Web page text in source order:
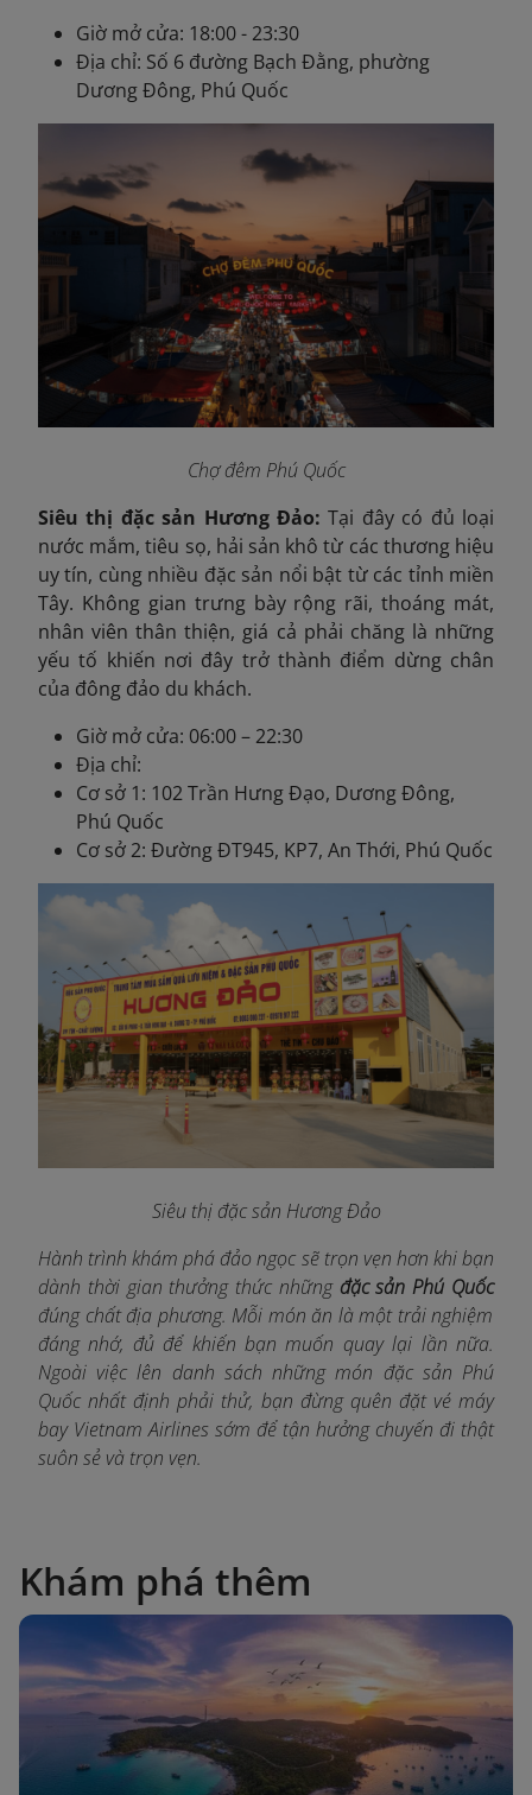
Giờ mở cửa: 18:00 - 23:30
Địa chỉ: Số 6 đường Bạch Đằng, phường
Dương Đông, Phú Quốc
Chợ đêm Phú Quốc
Siêu thị đặc sản Hương Đảo:Tại đây có đủ loại
nước mắm, tiêu sọ, hải sản khô từ các thương hiệu
uy tín, cùng nhiều đặc sản nổi bật từ các tỉnh miền
Tây. Không gian trưng bày rộng rãi, thoáng mát,
nhân viên thân thiện, giá cả phải chăng là những
yếu tố khiến nơi đây trở thành điểm dừng chân
của đông đảo du khách.
Giờ mở cửa: 06:00 – 22:30
Địa chỉ:
Cơ sở 1: 102 Trần Hưng Đạo, Dương Đông,
Phú Quốc
Cơ sở 2: Đường ĐT945, KP7, An Thới, Phú Quốc
Siêu thị đặc sản Hương Đảo
Hành trình khám phá đảo ngọc sẽ trọn vẹn hơn khi bạn
dành thời gian thưởng thức những đặc sản Phú Quốc
đúng chất địa phương. Mỗi món ăn là một trải nghiệm
đáng nhớ, đủ để khiến bạn muốn quay lại lần nữa.
Ngoài việc lên danh sách những món đặc sản Phú
Quốc nhất định phải thử, bạn đừng quên đặt vé máy
bay Vietnam Airlines sớm để tận hưởng chuyến đi thật
suôn sẻ và trọn vẹn.
Khám phá thêm